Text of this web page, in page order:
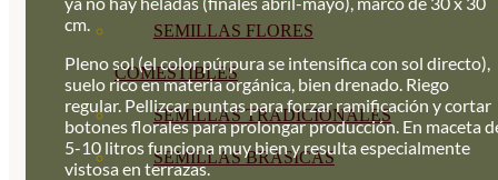
SEMILLAS FLORES
COMESTIBLES
SEMILLAS TRADICIONALES
SEMILLAS BRASICAS
cm.
Pleno sol (el color púrpura se intensifica con sol directo),
suelo rico en materia orgánica, bien drenado. Riego
regular. Pellizcar puntas para forzar ramificación y cortar
botones florales para prolongar producción. En maceta
5-10 litros funciona muy bien y resulta especialmente
vistosa en terrazas.